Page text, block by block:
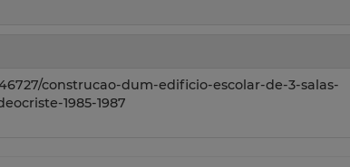
construcao-dum-edificio-escolar-de-3-salas-
1985-1987